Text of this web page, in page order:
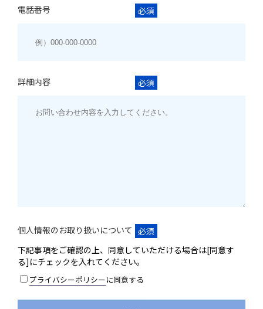
電話番号 必須
詳細内容 必須
個人情報のお取り扱いについて 必須
下記事項をご確認の上、同意していただける場合は[同意す
る]にチェックを入れてください。
プライバシーポリシー に同意する